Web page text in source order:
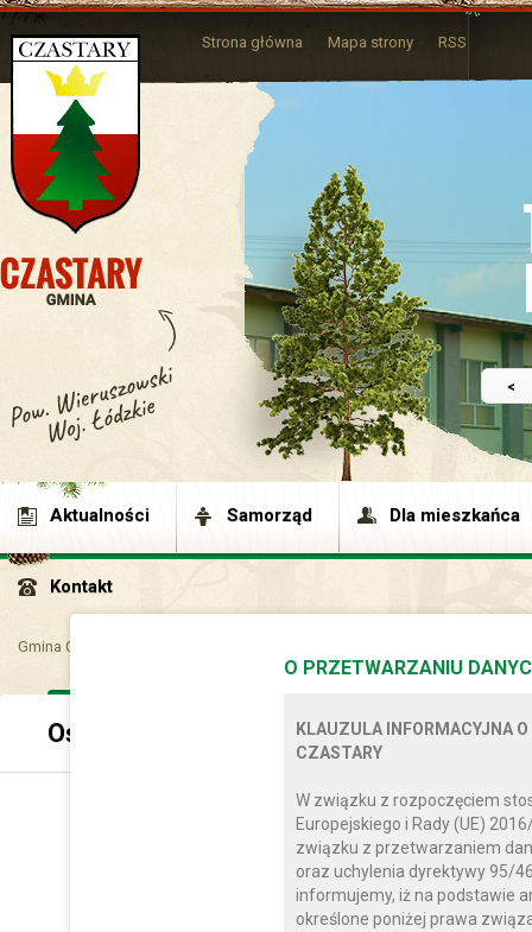
<
Strona główna Mapa strony RSS
Aktualności Samorząd Dla mieszkańca
Kontakt
Gmina Czastary
Oświata
O PRZETWARZANIU
KLAUZULA INFORMACYJNA
CZASTARY
W związku z rozpoczęciem
Europejskiego i Rady (UE)
związku z przetwarzaniem
oraz uchylenia dyrektywy 95/
informujemy, iż na podstawie
określone poniżej prawa